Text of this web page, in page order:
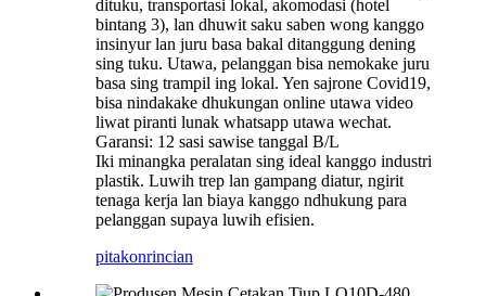
dituku, transportasi lokal, akomodasi (hotel
bintang 3), lan dhuwit saku saben wong kanggo
insinyur lan juru basa bakal ditanggung dening
sing tuku. Utawa, pelanggan bisa nemokake juru
basa sing trampil ing lokal. Yen sajrone Covid19,
bisa nindakake dhukungan online utawa video
liwat piranti lunak whatsapp utawa wechat.
Garansi: 12 sasi sawise tanggal B/L
Iki minangka peralatan sing ideal kanggo industri
plastik. Luwih trep lan gampang diatur, ngirit
tenaga kerja lan biaya kanggo ndhukung para
pelanggan supaya luwih efisien.
pitakonrincian